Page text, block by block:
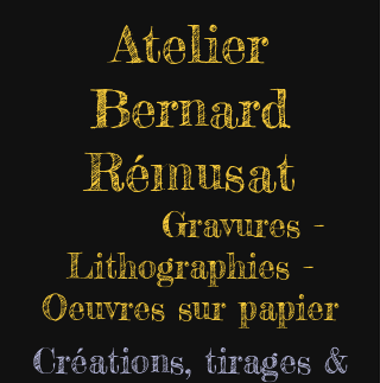
Atelier
Bernard
Rémusat
Gravures -
Lithographies -
Oeuvres sur papier
Créations, tirages &